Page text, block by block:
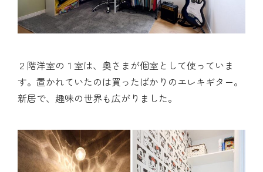
２階洋室の１室は、奥さまが個室として使っていま
す。置かれていたのは買ったばかりのエレキギター。
新居で、趣味の世界も広がりました。